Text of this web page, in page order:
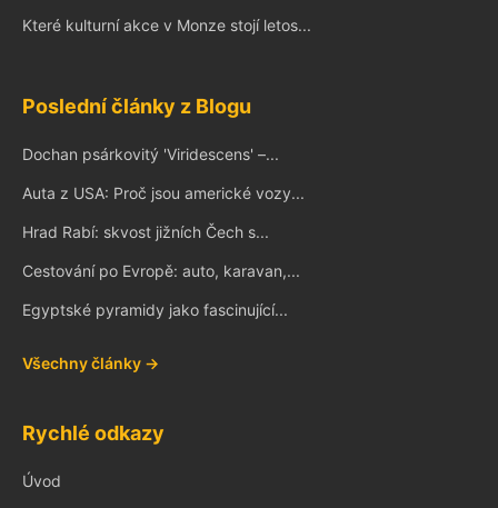
Které kulturní akce v Monze stojí letos...
Poslední články z Blogu
Dochan psárkovitý 'Viridescens' –...
Auta z USA: Proč jsou americké vozy...
Hrad Rabí: skvost jižních Čech s...
Cestování po Evropě: auto, karavan,...
Egyptské pyramidy jako fascinující...
Všechny články →
Rychlé odkazy
Úvod